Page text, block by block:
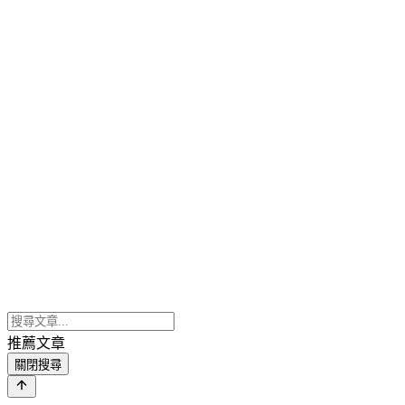
推薦文章
關閉搜尋